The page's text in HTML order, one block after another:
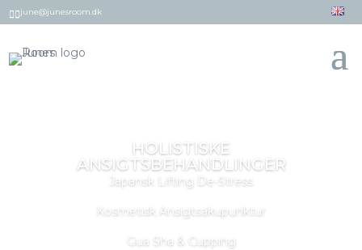
june@junesroom.dk
HOLISTISKE
ANSIGTSBEHANDLINGER
Japansk Lifting De-Stress
Kosmetisk Ansigtsakupunktur
Gua Sha & Cupping